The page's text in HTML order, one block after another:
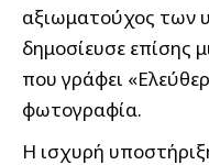
αξιωματούχος των
δημοσίευσε επίσης
που γράφει
φωτογραφία.
Η ισχυρή